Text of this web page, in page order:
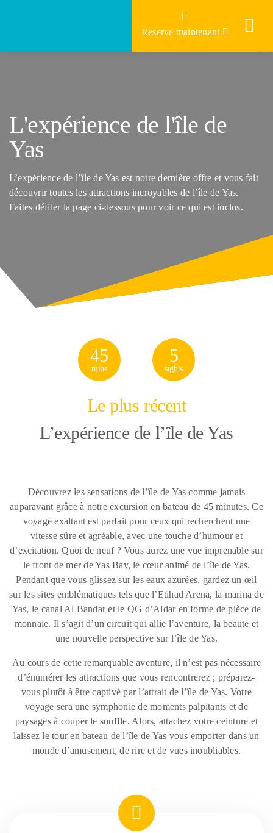
Reserve maintenant
L'expérience de l'île de
Yas
L’expérience de l’île de Yas est notre dernière offre et vous fait
découvrir toutes les attractions incroyables de l’île de Yas.
Faites défiler la page ci-dessous pour voir ce qui est inclus.
45
mins
5
sights
Le plus récent
L’expérience de l’île de Yas
Découvrez les sensations de l’île de Yas comme jamais
auparavant grâce à notre excursion en bateau de 45 minutes. Ce
voyage exaltant est parfait pour ceux qui recherchent une
vitesse sûre et agréable, avec une touche d’humour et
d’excitation. Quoi de neuf ? Vous aurez une vue imprenable sur
le front de mer de Yas Bay, le cœur animé de l’île de Yas.
Pendant que vous glissez sur les eaux azurées, gardez un œil
sur les sites emblématiques tels que l’Etihad Arena, la marina de
Yas, le canal Al Bandar et le QG d’Aldar en forme de pièce de
monnaie. Il s’agit d’un circuit qui allie l’aventure, la beauté et
une nouvelle perspective sur l’île de Yas.
Au cours de cette remarquable aventure, il n’est pas nécessaire
d’énumérer les attractions que vous rencontrerez ; préparez-
vous plutôt à être captivé par l’attrait de l’île de Yas. Votre
voyage sera une symphonie de moments palpitants et de
paysages à couper le souffle. Alors, attachez votre ceinture et
laissez le tour en bateau de l’île de Yas vous emporter dans un
monde d’amusement, de rire et de vues inoubliables.